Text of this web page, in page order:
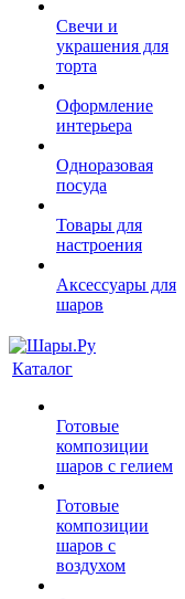
Свечи и
украшения для
торта
Оформление
интерьера
Одноразовая
посуда
Товары для
настроения
Аксессуары для
шаров
Каталог
Готовые
композиции
шаров с гелием
Готовые
композиции
шаров с
воздухом